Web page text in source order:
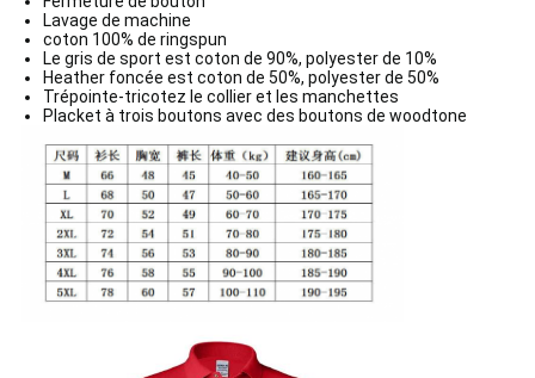
Lavage de machine
coton 100% de ringspun
Le gris de sport est coton de 90%, polyester de 10%
Heather foncée est coton de 50%, polyester de 50%
Trépointe-tricotez le collier et les manchettes
Placket à trois boutons avec des boutons de woodtone